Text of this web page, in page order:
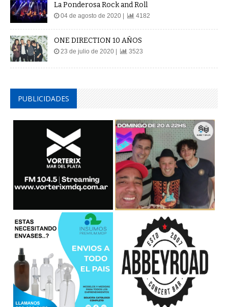
La Ponderosa Rock and Roll
04 de agosto de 2020 | 4182
ONE DIRECTION 10 AÑOS
23 de julio de 2020 | 3523
PUBLICIDADES